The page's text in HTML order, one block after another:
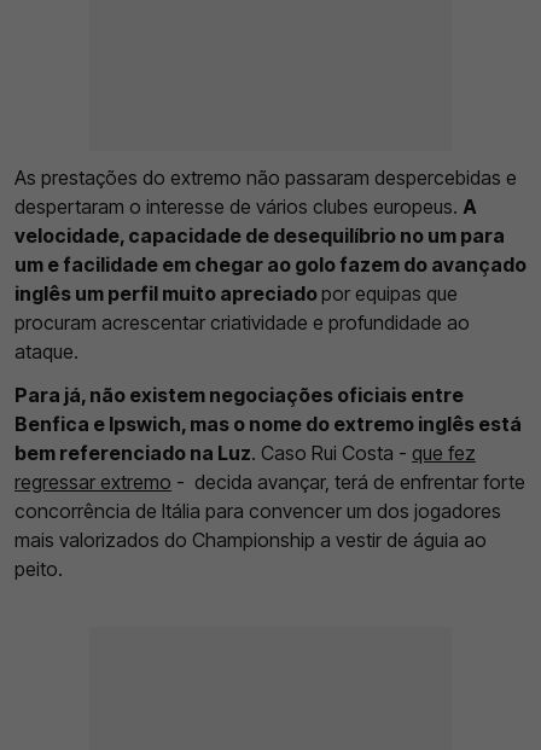
As prestações do extremo não passaram despercebidas e
despertaram o interesse de vários clubes europeus. A
velocidade, capacidade de desequilíbrio no um para
um e facilidade em chegar ao golo fazem do avançado
inglês um perfil muito apreciadopor equipas que
procuram acrescentar criatividade e profundidade ao
ataque.
Para já, não existem negociações oficiais entre
Benfica e Ipswich, mas o nome do extremo inglês está
bem referenciado na Luz. Caso Rui Costa - que fez
regressar extremo - decida avançar, terá de enfrentar forte
concorrência de Itália para convencer um dos jogadores
mais valorizados do Championship a vestir de águia ao
peito.